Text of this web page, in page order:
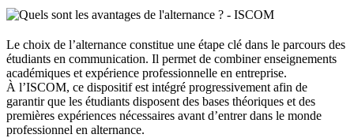
Le choix de l’alternance constitue une étape clé dans le parcours des
étudiants en communication. Il permet de combiner enseignements
académiques et expérience professionnelle en entreprise.
À l’ISCOM, ce dispositif est intégré progressivement afin de
garantir que les étudiants disposent des bases théoriques et des
premières expériences nécessaires avant d’entrer dans le monde
professionnel en alternance.